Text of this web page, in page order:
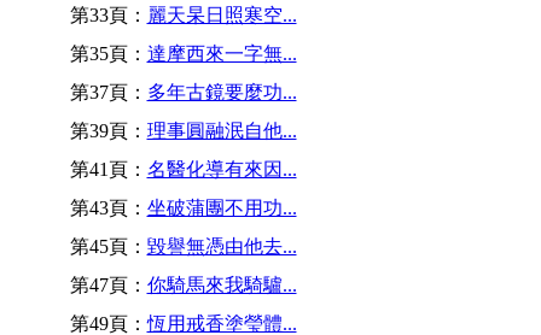
第33頁： 麗天杲日照寒空...
第35頁： 達摩西來一字無...
第37頁： 多年古鏡要麼功...
第39頁： 理事圓融泯自他...
第41頁： 名醫化導有來因...
第43頁： 坐破蒲團不用功...
第45頁： 毀譽無憑由他去...
第47頁： 你騎馬來我騎驢...
第49頁：恆用戒香塗瑩體...